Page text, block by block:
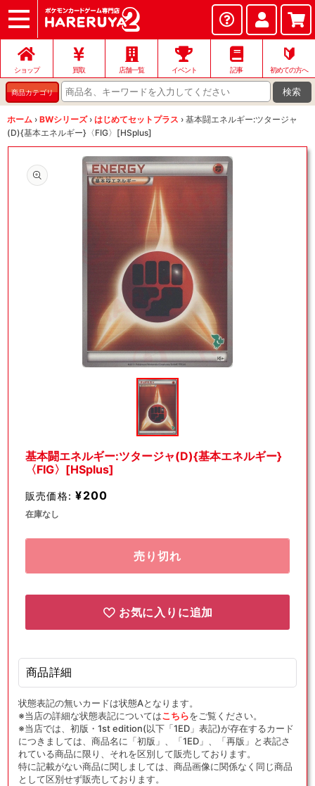
ショップ
店頭買取
ネット買取
店舗一覧
イベント
お問い合わせ
ショップ 買取 店舗一覧 イベント 記事
🔰
初めての方へ
商品カテゴリ 検索
ホーム › BWシリーズ › はじめてセットプラス › 基本闘エネルギー:ツタージャ
(D){基本エネルギー}〈FIG〉[HSplus]
デ
ィ
を
開
基本闘エネルギー:ツタージャ(D){基本エネルギー}
〈FIG〉[HSplus]
販売価格: ¥200
在庫なし
売り切れ
お気に入りに追加
商品詳細
状態表記の無いカードは状態Aとなります。
※当店の詳細な状態表記についてはこちらをご覧ください。
※当店では、初版・1st edition(以下「1ED」表記)が存在するカード
につきましては、商品名に「初版」、「1ED」、「再版」と表記さ
れている商品に限り、それを区別して販売しております。
特に記載がない商品に関しましては、商品画像に関係なく同じ商品
として区別せず販売しております。